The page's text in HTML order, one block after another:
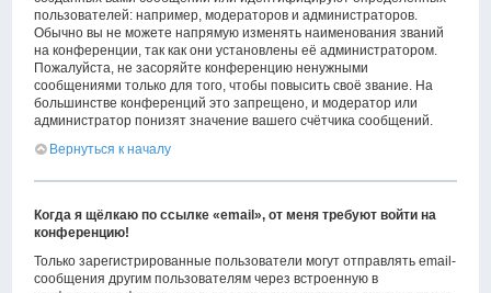
пользователей: например, модераторов и администраторов.
Обычно вы не можете напрямую изменять наименования званий
на конференции, так как они установлены её администратором.
Пожалуйста, не засоряйте конференцию ненужными
сообщениями только для того, чтобы повысить своё звание. На
большинстве конференций это запрещено, и модератор или
администратор понизят значение вашего счётчика сообщений.
Вернуться к началу
Когда я щёлкаю по ссылке «email», от меня требуют войти на
конференцию!
Только зарегистрированные пользователи могут отправлять email-
сообщения другим пользователям через встроенную в